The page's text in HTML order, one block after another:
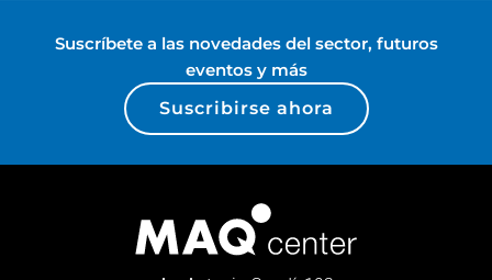
Suscríbete a las novedades del sector, futuros
eventos y más
Suscribirse ahora